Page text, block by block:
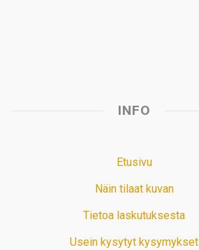
INFO
Etusivu
Näin tilaat kuvan
Tietoa laskutuksesta
Usein kysytyt kysymykset